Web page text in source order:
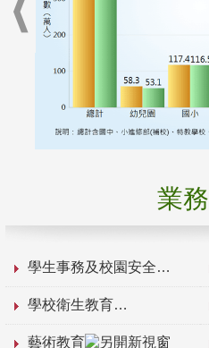
業
學生事務及校園安全
學校衛生教育
藝術教育